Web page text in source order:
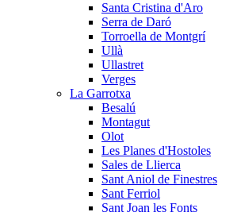
Santa Cristina d'Aro
Serra de Daró
Torroella de Montgrí
Ullà
Ullastret
Verges
La Garrotxa
Besalú
Montagut
Olot
Les Planes d'Hostoles
Sales de Llierca
Sant Aniol de Finestres
Sant Ferriol
Sant Joan les Fonts